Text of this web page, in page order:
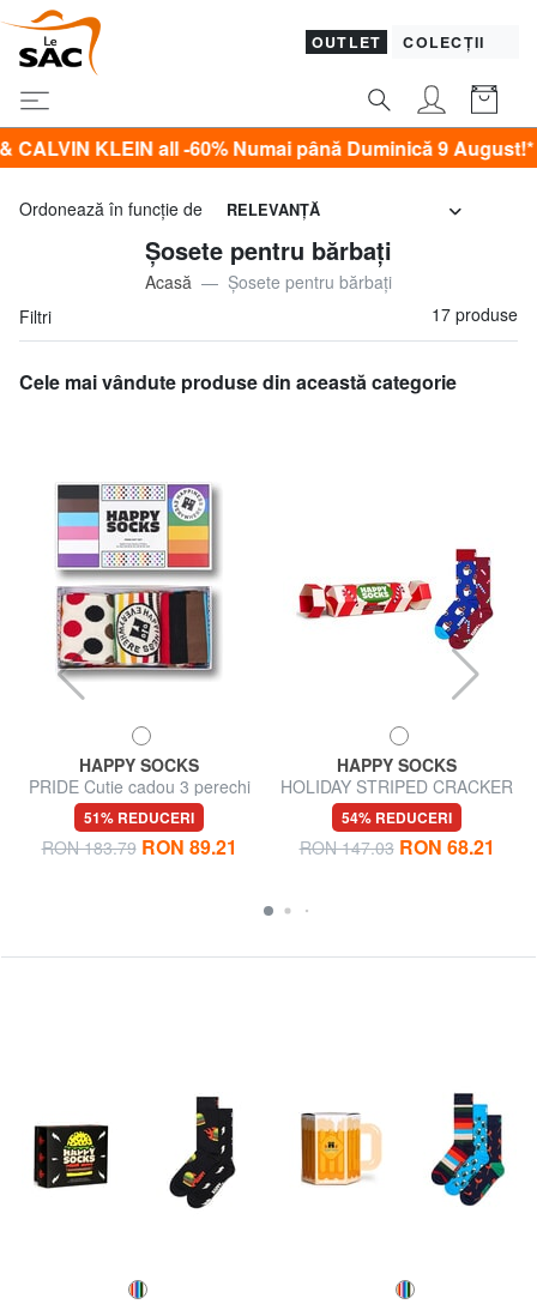
OUTLET COLECȚII
KLEIN all -60% Numai până Duminică 9 August!*
Ordonează în funcţie de RELEVANŢĂ
Șosete pentru bărbați
Acasă
Șosete pentru bărbați
Filtri
17 produse
Cele mai vândute produse din această categorie
HAPPY SOCKS
PRIDE Cutie cadou 3 perechi
de șosete
51% REDUCERI
RON 183.79 RON 89.21
HAPPY SOCKS
HOLIDAY STRIPED CRACKER
Set cadou de 2 perechi de
șosete
54% REDUCERI
RON 147.03 RON 68.21